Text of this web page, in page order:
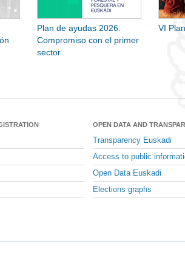
Plan de ayudas 2026.
Compromiso con el primer
sector
VI
OPEN DATA AND
Transparency Euskadi
Access to public
Open Data Euskadi
Elections graphs